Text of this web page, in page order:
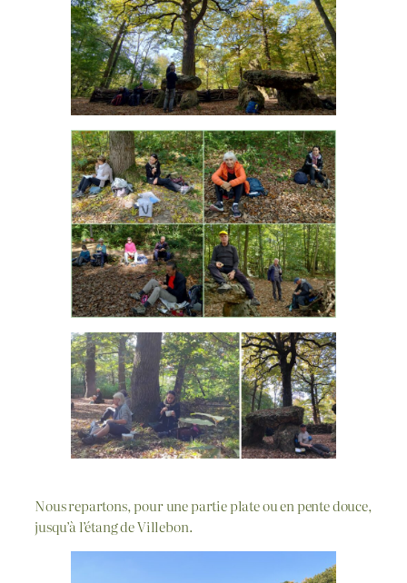
Nous repartons, pour une partie plate ou en pente douce,
jusqu’à l’étang de Villebon.